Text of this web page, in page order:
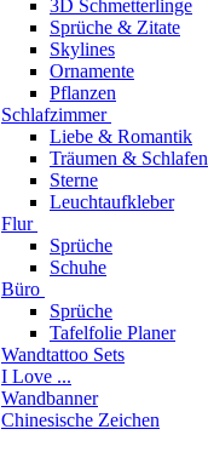
3D Schmetterlinge
Sprüche & Zitate
Skylines
Ornamente
Pflanzen
Schlafzimmer
Liebe & Romantik
Träumen & Schlafen
Sterne
Leuchtaufkleber
Flur
Sprüche
Schuhe
Büro
Sprüche
Tafelfolie Planer
Wandtattoo Sets
I Love ...
Wandbanner
Chinesische Zeichen